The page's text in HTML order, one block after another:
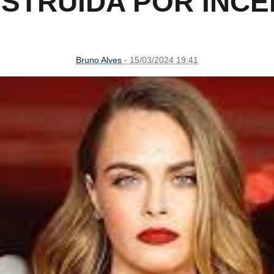
Bruno Alves - 15/03/2024 19:41